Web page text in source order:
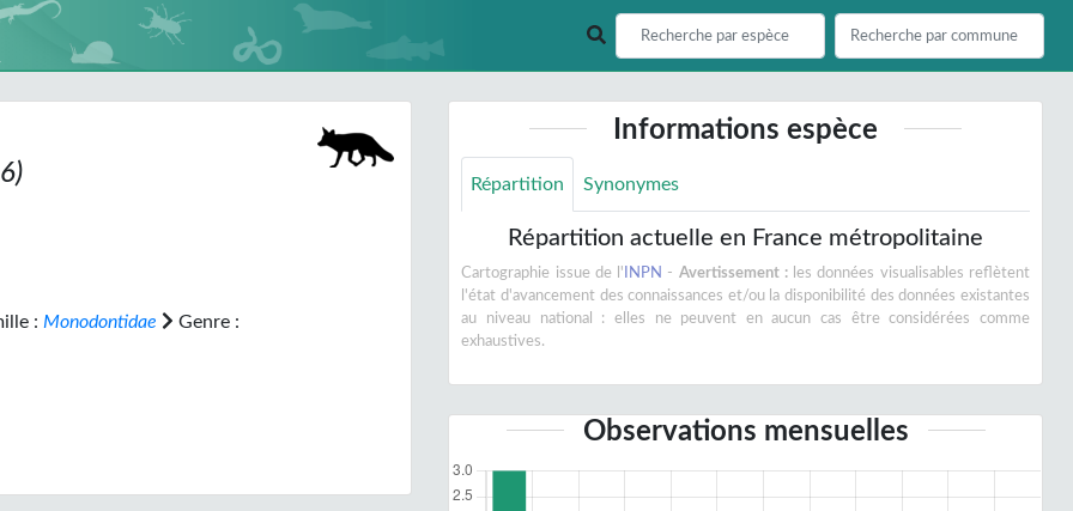
: Monodontidae Genre :
Informations espèce
Répartition Synonymes
Répartition actuelle en France métropolitaine
Cartographie issue de l' INPN - Avertissement :les données visualisables reflètent
l'état d'avancement des connaissances et/ou la disponibilité des données existantes
au niveau national : elles ne peuvent en aucun cas être considérées comme
exhaustives.
Observations mensuelles